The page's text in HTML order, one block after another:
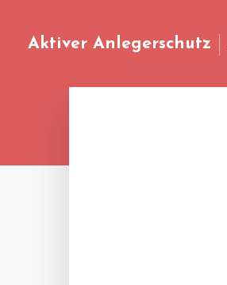
Aktiver Anlegerschutz